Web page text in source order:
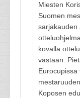
Miesten
Suomen
sarjakauden
kovalla
vastaan.
Eurocupissa
Koposen